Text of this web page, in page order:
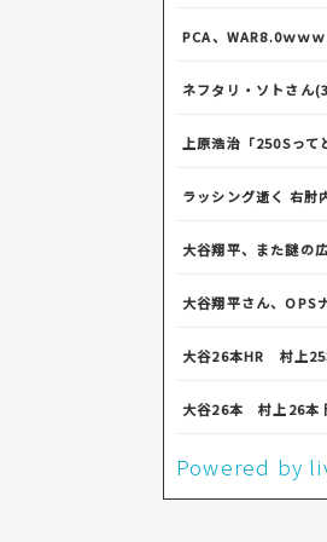
PCA、WAR8.0ｗｗ
ネフタリ・ソトさん
上原浩治「250Sって
ラッシング逝く 右肘
大谷翔平、また謎の
大谷翔平さん、OPS
大谷26本HR 村上
大谷26本 村上26本
Powered by